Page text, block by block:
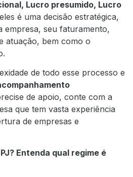
Lucro presumido, Lucro
é uma decisão estratégica,
empresa, seu faturamento,
atuação, bem como o
de todo esse processo e
de apoio, conte com a
que tem vasta experiência
de empresas e
Entenda qual regime é